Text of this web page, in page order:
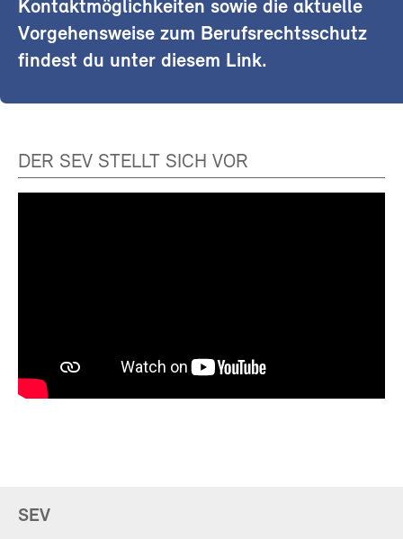
Kontaktmöglichkeiten sowie die aktuelle
Vorgehensweise zum Berufsrechtsschutz
findest du unter diesem Link.
DER SEV STELLT SICH VOR
SEV